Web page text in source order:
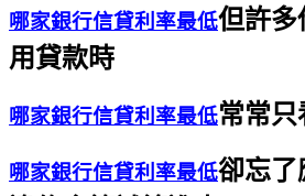
哪家銀行信貸利率最低但許多
用貸款時
哪家銀行信貸利率最低常常
哪家銀行信貸利率最低卻忘了